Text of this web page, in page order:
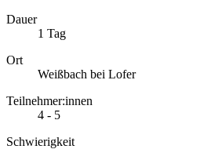
Dauer
1 Tag
Ort
Weißbach bei Lofer
Teilnehmer:innen
4 - 5
Schwierigkeit